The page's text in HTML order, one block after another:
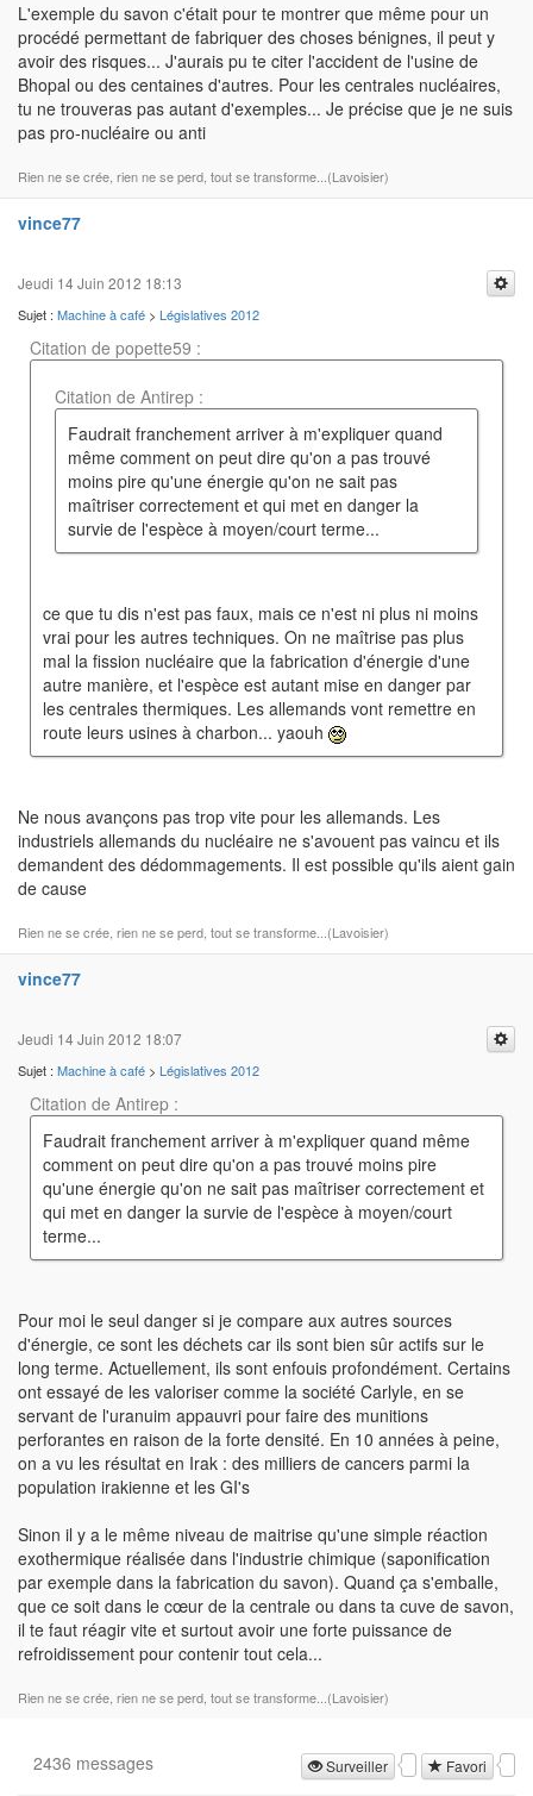
L'exemple du savon c'était pour te montrer que même pour un
procédé permettant de fabriquer des choses bénignes, il peut y
avoir des risques... J'aurais pu te citer l'accident de l'usine de
Bhopal ou des centaines d'autres. Pour les centrales nucléaires,
tu ne trouveras pas autant d'exemples... Je précise que je ne suis
pas pro-nucléaire ou anti
Rien ne se crée, rien ne se perd, tout se transforme...(Lavoisier)
vince77
Jeudi 14 Juin 2012 18:13
Sujet : Machine à café > Législatives 2012
Citation de popette59 :
Citation de Antirep :
Faudrait franchement arriver à m'expliquer quand
même comment on peut dire qu'on a pas trouvé
moins pire qu'une énergie qu'on ne sait pas
maîtriser correctement et qui met en danger la
survie de l'espèce à moyen/court terme...
ce que tu dis n'est pas faux, mais ce n'est ni plus ni moins
vrai pour les autres techniques. On ne maîtrise pas plus
mal la fission nucléaire que la fabrication d'énergie d'une
autre manière, et l'espèce est autant mise en danger par
les centrales thermiques. Les allemands vont remettre en
route leurs usines à charbon... yaouh
Ne nous avançons pas trop vite pour les allemands. Les
industriels allemands du nucléaire ne s'avouent pas vaincu et ils
demandent des dédommagements. Il est possible qu'ils aient gain
de cause
Rien ne se crée, rien ne se perd, tout se transforme...(Lavoisier)
vince77
Jeudi 14 Juin 2012 18:07
Sujet : Machine à café > Législatives 2012
Citation de Antirep :
Faudrait franchement arriver à m'expliquer quand même
comment on peut dire qu'on a pas trouvé moins pire
qu'une énergie qu'on ne sait pas maîtriser correctement et
qui met en danger la survie de l'espèce à moyen/court
terme...
Pour moi le seul danger si je compare aux autres sources
d'énergie, ce sont les déchets car ils sont bien sûr actifs sur le
long terme. Actuellement, ils sont enfouis profondément. Certains
ont essayé de les valoriser comme la société Carlyle, en se
servant de l'uranuim appauvri pour faire des munitions
perforantes en raison de la forte densité. En 10 années à peine,
on a vu les résultat en Irak : des milliers de cancers parmi la
population irakienne et les GI's
Sinon il y a le même niveau de maitrise qu'une simple réaction
exothermique réalisée dans l'industrie chimique (saponification
par exemple dans la fabrication du savon). Quand ça s'emballe,
que ce soit dans le cœur de la centrale ou dans ta cuve de savon,
il te faut réagir vite et surtout avoir une forte puissance de
refroidissement pour contenir tout cela...
Rien ne se crée, rien ne se perd, tout se transforme...(Lavoisier)
Surveiller Favori
2436 messages